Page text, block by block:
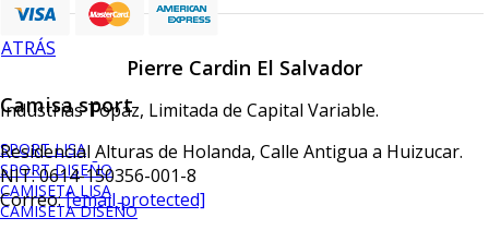
ATRÁS
Camisa sport
SPORT LISA
SPORT DISEÑO
CAMISETA LISA
CAMISETA DISEÑO
Pierre Cardin El Salvador
Industrias Topaz, Limitada de Capital Variable.
Residencial Alturas de Holanda, Calle Antigua a Huizucar.
NIT: 0614-150356-001-8
Correo:[email protected]